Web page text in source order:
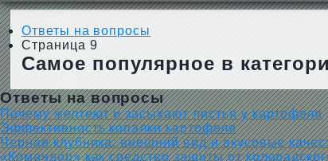
Ответы на вопросы
Страница 9
Самое популярное в
Ответы на вопросы
Почему желтеют и засыхают листья у картофеля
Эффективность копалки картофеля
Черная клубника: внешний вид и вкусовые
«Командор» как средство защиты от